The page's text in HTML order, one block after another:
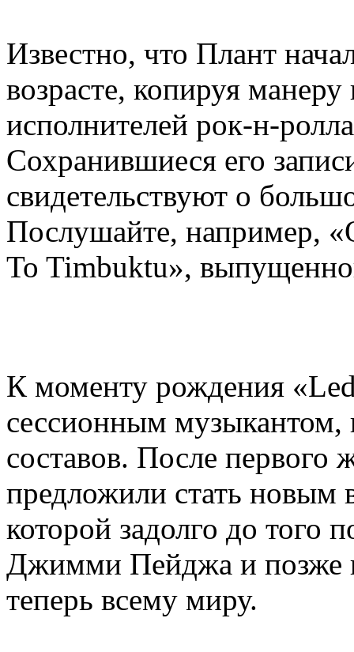
Известно, что Плант
возрасте, копируя
исполнителей рок-н-
Сохранившиеся его
свидетельствуют о
Послушайте, например,
To Timbuktu»,
К моменту рождения
сессионным музыкантом,
составов. После
предложили стать новым
которой задолго до того
Джимми Пейджа и позже
теперь всему миру.